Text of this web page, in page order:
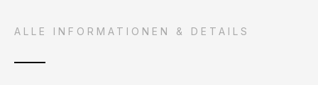
ALLE INFORMATIONEN & DETAILS